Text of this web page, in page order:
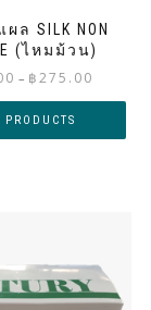
ล SILK NON
(ไหมม้วน)
– ฿275.00
through